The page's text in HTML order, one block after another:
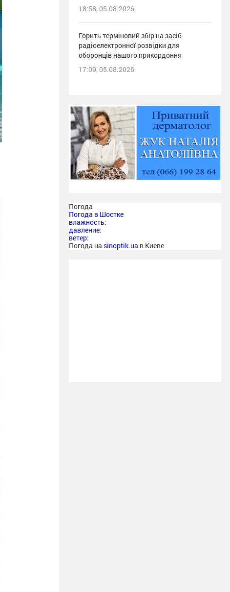
18:58, 05.08.2026
Горить терміновий збір на засіб
радіоелектронної розвідки для
оборонців нашого прикордоння
17:09, 05.08.2026
Погода
Погода в Шостке
влажность:
давление:
ветер:
Погода на sinoptik.ua в Киеве